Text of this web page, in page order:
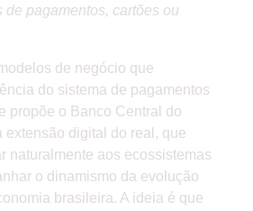
de pagamentos, cartões ou
de negócio que
do sistema de pagamentos
propõe o Banco Central do
extensão digital do real, que
naturalmente aos ecossistemas
o dinamismo da evolução
brasileira. A ideia é que